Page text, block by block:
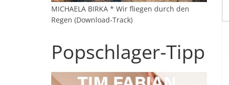
MICHAELA BIRKA * Wir fliegen durch den
Regen (Download-Track)
Popschlager-Tipp